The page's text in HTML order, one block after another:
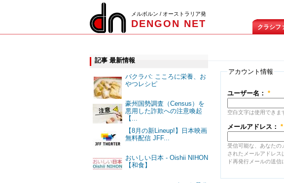
メルボルン / オーストラリア発
DENGON NET クラシフ
記事 最新情報
バクラバ: こころに栄養、お
やつレシピ
豪州国勢調査（Census）を
悪用した詐欺への注意喚起
【...
【8月の新Lineup!】日本映画
無料配信 JFF...
おいしい日本 - Oishii NIHON
【和食】
アカウント情報
ユーザー名： *
空白文字は使用できま
メールアドレス： *
受信可能な、あなたの
されたメールアドレス
ド再発行メールの送信